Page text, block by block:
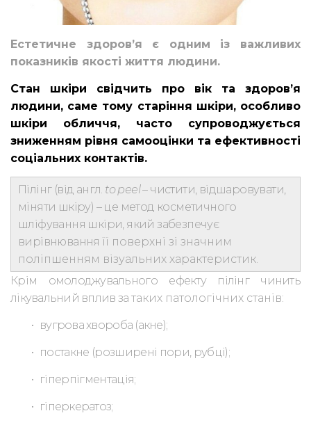
Естетичне здоров’я є одним із важливих
показників якості життя людини.
Стан шкіри свідчить про вік та здоров’я
людини, саме тому старіння шкіри, особливо
шкіри обличчя, часто супроводжується
зниженням рівня самооцінки та ефективності
соціальних контактів.
Пілінг (від англ. tо рееl– чистити, відшаровувати,
міняти шкіру) – це метод косметичного
шліфування шкіри, який забезпечує
вирівнювання її поверхні зі значним
поліпшенням візуальних характеристик.
Крім омолоджувального ефекту пілінг чинить
лікувальний вплив за таких патологічних станів:
• вугрова хвороба (акне);
• постакне (розширені пори, рубці);
• гіперпігментація;
• гіперкератоз;